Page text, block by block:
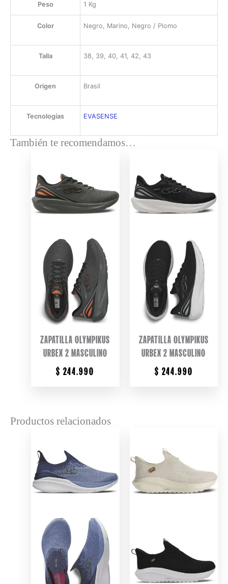
Peso 1 Kg
Color Negro, Marino, Negro / Plomo
Talla 38, 39, 40, 41, 42, 43
Origen Brasil
Tecnologías EVASENSE
También te recomendamos…
ZAPATILLA OLYMPIKUS
URBEX 2 MASCULINO
$ 244.990
ZAPATILLA OLYMPIKUS
URBEX 2 MASCULINO
$ 244.990
Productos relacionados